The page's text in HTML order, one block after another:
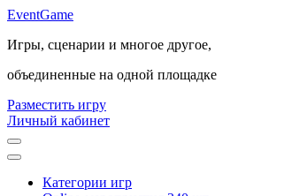
EventGame
Игры, сценарии и многое другое,
объединенные на одной площадке
Разместить игру
Личный кабинет
Категории игр